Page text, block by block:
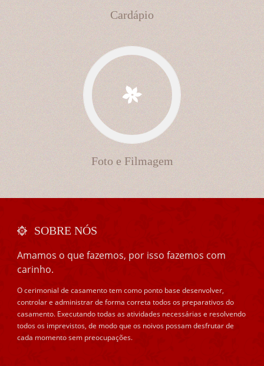
Cardápio
Foto e Filmagem
SOBRE NÓS
Amamos o que fazemos, por isso fazemos com
carinho.
O cerimonial de casamento tem como ponto base desenvolver,
controlar e administrar de forma correta todos os preparativos do
casamento. Executando todas as atividades necessárias e resolvendo
todos os imprevistos, de modo que os noivos possam desfrutar de
cada momento sem preocupações.